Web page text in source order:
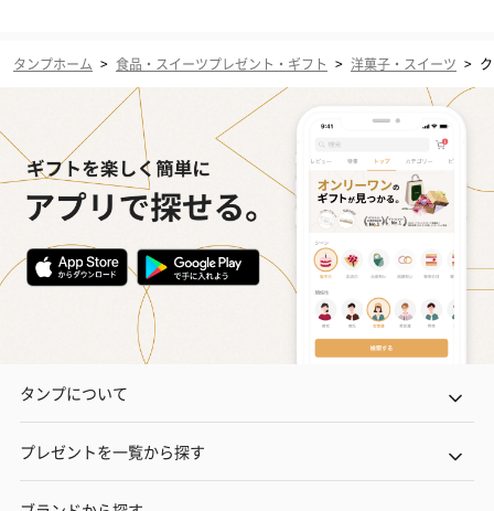
タンプホーム > 食品・スイーツプレゼント・ギフト > 洋菓子・スイーツ >
タンプについて
プレゼントを一覧から探す